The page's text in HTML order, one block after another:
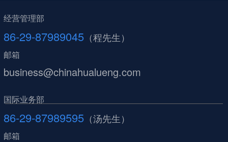
国际业务部
86-29-87989595 （汤先生）
邮箱
经营管理部
86-29-87989045 （程先生）
邮箱
business@chinahualueng.com